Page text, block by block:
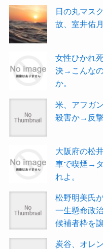
日の丸マス
故、室井佑
女性ひかれ
決→こんな
か。
米、アフガ
殺害か→反
大阪府の松
車で喫煙→
れよ。
松野明美氏
一生懸命政
候補者枠を
炭谷、オレ